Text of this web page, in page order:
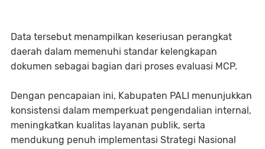
Data tersebut menampilkan keseriusan perangkat
daerah dalam memenuhi standar kelengkapan
dokumen sebagai bagian dari proses evaluasi MCP.
Dengan pencapaian ini, Kabupaten PALI menunjukkan
konsistensi dalam memperkuat pengendalian internal,
meningkatkan kualitas layanan publik, serta
mendukung penuh implementasi Strategi Nasional